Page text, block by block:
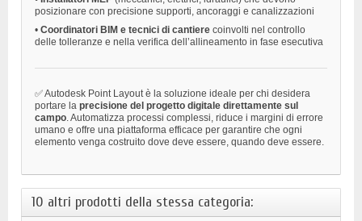
posizionare con precisione supporti, ancoraggi e canalizzazioni
• Coordinatori BIM e tecnici di cantiere coinvolti nel controllo
delle tolleranze e nella verifica dell’allineamento in fase esecutiva
✅ Autodesk Point Layout è la soluzione ideale per chi desidera
portare la precisione del progetto digitale direttamente sul
campo. Automatizza processi complessi, riduce i margini di errore
umano e offre una piattaforma efficace per garantire che ogni
elemento venga costruito dove deve essere, quando deve essere.
10 altri prodotti della stessa categoria: